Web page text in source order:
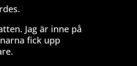
Jag är inne på
fick upp